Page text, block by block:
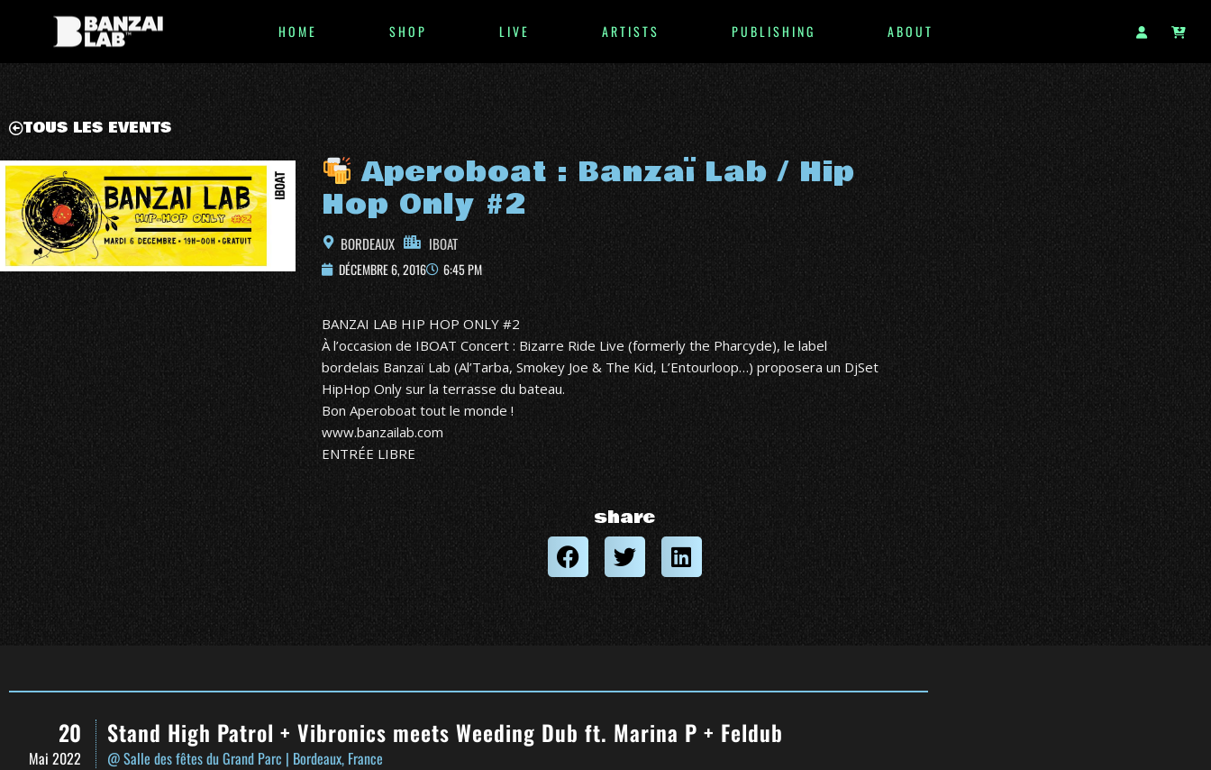
HOME SHOP LIVE ARTISTS PUBLISHING ABOUT
TOUS LES EVENTS
Aperoboat : Banzaï Lab / Hip
Hop Only #2
BORDEAUX IBOAT
DÉCEMBRE 6, 2016 6:45 PM
BANZAI LAB HIP HOP ONLY #2
À l’occasion de IBOAT Concert : Bizarre Ride Live (formerly the Pharcyde), le label
bordelais Banzaï Lab (Al’Tarba, Smokey Joe & The Kid, L’Entourloop…) proposera un DjSet
HipHop Only sur la terrasse du bateau.
Bon Aperoboattout le monde !
www.banzailab.com
ENTRÉE LIBRE
share
20
Mai 2022
Stand High Patrol + Vibronics meets Weeding Dub ft. Marina P + Feldub
@ Salle des fêtes du Grand Parc | Bordeaux, France